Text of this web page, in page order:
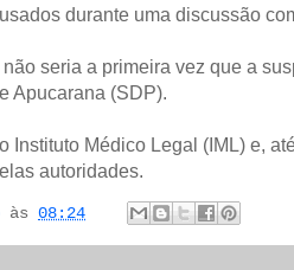
durante uma discussão
seria a primeira vez que a
Apucarana (SDP).
Instituto Médico Legal (IML) e,
autoridades.
às 08:24